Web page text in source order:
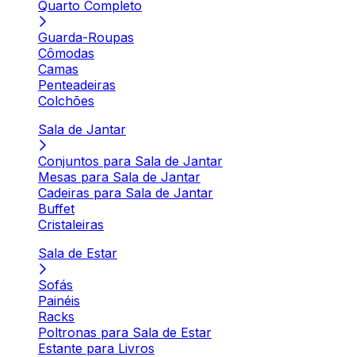
Quarto Completo
Guarda-Roupas
Cômodas
Camas
Penteadeiras
Colchões
Sala de Jantar
Conjuntos para Sala de Jantar
Mesas para Sala de Jantar
Cadeiras para Sala de Jantar
Buffet
Cristaleiras
Sala de Estar
Sofás
Painéis
Racks
Poltronas para Sala de Estar
Estante para Livros